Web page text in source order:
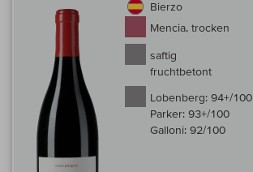
Bierzo
Mencia, trocken
saftig
fruchtbetont
Lobenberg: 94+/100
Parker: 93+/100
Galloni: 92/100